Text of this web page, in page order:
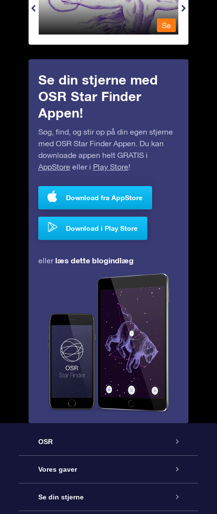
Se
Se din stjerne med
OSR Star Finder
Appen!
Søg, find, og stir op på din egen stjerne
med OSR Star Finder Appen. Du kan
downloade appen helt GRATIS i
AppStore eller i Play Store!
Download fra AppStore
Download i Play Store
eller læs dette blogindlæg
OSR
Kundeservice
Kontakt os
Vores gaver
Online Stjernegave
Se din stjerne